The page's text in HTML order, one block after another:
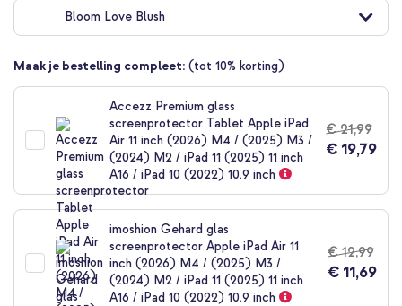
begin
de
afbeeldingen-
Bloom Love Blush
Maak je bestelling compleet: (tot 10% korting)
Accezz Premium glass
screenprotector Tablet Apple iPad
Air 11 inch (2026) M4 / (2025) M3 /
(2024) M2 / iPad 11 (2025) 11 inch
A16 / iPad 10 (2022) 10.9 inch
€ 21,99
€ 19,79
imoshion Gehard glas
screenprotector Apple iPad Air 11
inch (2026) M4 / (2025) M3 /
(2024) M2 / iPad 11 (2025) 11 inch
A16 / iPad 10 (2022) 10.9 inch
€ 12,99
€ 11,69